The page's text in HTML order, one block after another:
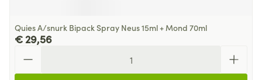
Quies A/snurk Bipack Spray Neus 15ml + Mond 70ml
€ 29,56